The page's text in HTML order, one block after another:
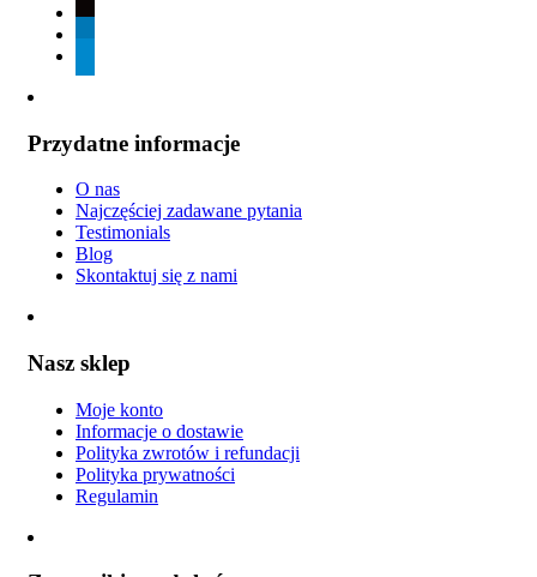
Przydatne informacje
O nas
Najczęściej zadawane pytania
Testimonials
Blog
Skontaktuj się z nami
Nasz sklep
Moje konto
Informacje o dostawie
Polityka zwrotów i refundacji
Polityka prywatności
Regulamin